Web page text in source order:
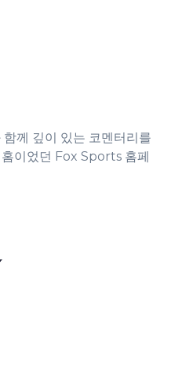
께 깊이 있는 코멘터리를
이었던 Fox Sports 홈페